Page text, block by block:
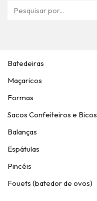
Batedeiras
Maçaricos
Formas
Sacos Confeiteiros e Bicos
Balanças
Espátulas
Pincéis
Fouets (batedor de ovos)